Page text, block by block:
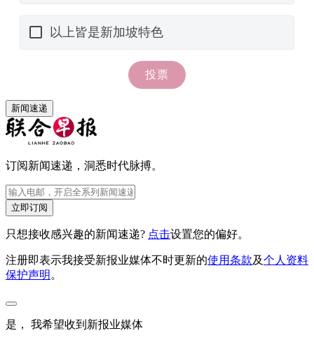
新闻速递
订阅新闻速递，洞悉时代脉搏。
立即订阅
只想接收感兴趣的新闻速递? 点击设置您的偏好。
注册即表示我接受新报业媒体不时更新的使用条款及个人资料
保护声明 。
是， 我希望收到新报业媒体